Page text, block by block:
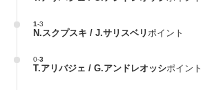
1-3
N.スクプスキ / J.サリスベリ ポイント
0-3
T.アリバジェ / G.アンドレオッシポイント